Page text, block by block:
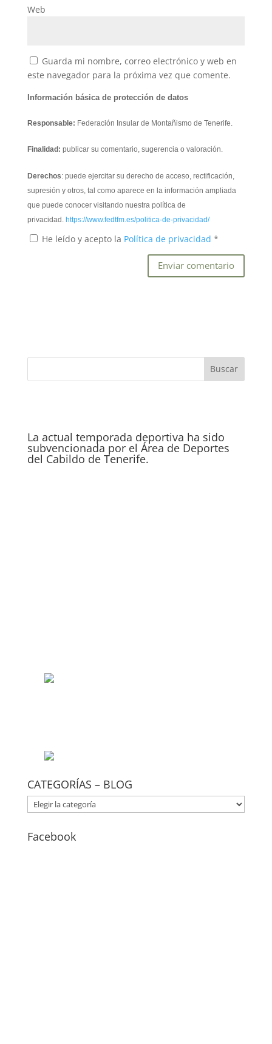
Web
Guarda mi nombre, correo electrónico y web en
este navegador para la próxima vez que comente.
Información básica de protección de datos
Responsable: Federación Insular de Montañismo de Tenerife.
Finalidad: publicar su comentario, sugerencia o valoración.
Derechos: puede ejercitar su derecho de acceso, rectificación,
supresión y otros, tal como aparece en la información ampliada
que puede conocer visitando nuestra política de
privacidad. https://www.fedtfm.es/politica-de-privacidad/
He leído y acepto la Política de privacidad *
La actual temporada deportiva ha sido
subvencionada por el Área de Deportes
del Cabildo de Tenerife.
CATEGORÍAS – BLOG
CATEGORÍAS
–
Facebook